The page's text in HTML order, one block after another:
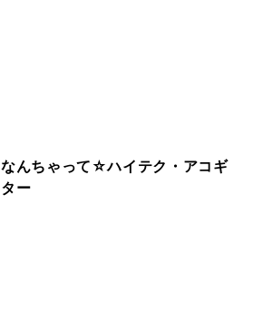
なんちゃって☆ハイテク・アコギ
ター